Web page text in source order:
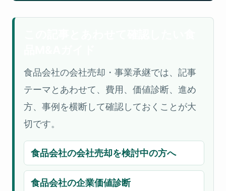
食品会社の会社売却・事業承継では、記事
テーマとあわせて、費用、価値診断、進め
方、事例を横断して確認しておくことが大
切です。
食品会社の会社売却を検討中の方へ
食品会社の企業価値診断